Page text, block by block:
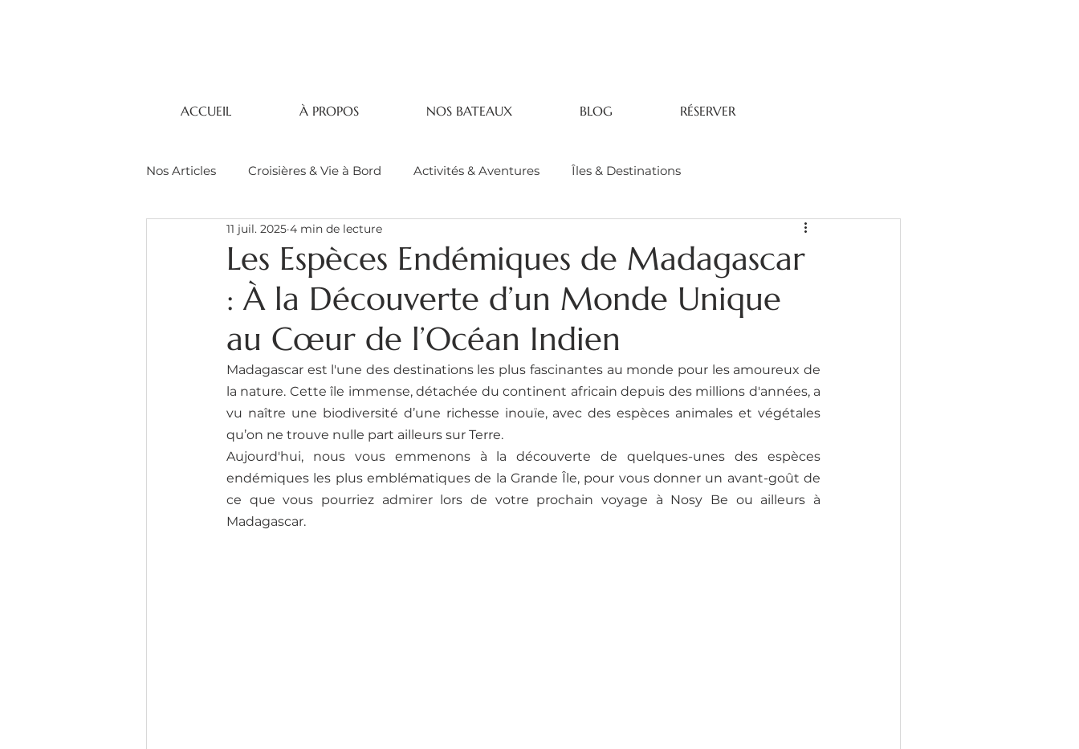
ACCUEIL À PROPOS NOS BATEAUX BLOG RÉSERVER
Nos Articles Croisières & Vie à Bord Activités & Aventures Îles & Destinations
Les Espèces Endémiques de Madagascar
: À la Découverte d’un Monde Unique
au Cœur de l’Océan Indien
11 juil. 2025 4 min de lecture
Madagascar est l'une des destinations les plus fascinantes au monde pour les amoureux de
la nature. Cette île immense, détachée du continent africain depuis des millions d'années, a
vu naître une biodiversité d’une richesse inouïe, avec des espèces animales et végétales
qu’on ne trouve nulle part ailleurs sur Terre.
Aujourd'hui, nous vous emmenons à la découverte de quelques-unes des espèces
endémiques les plus emblématiques de la Grande Île, pour vous donner un avant-goût de
ce que vous pourriez admirer lors de votre prochain voyage à Nosy Be ou ailleurs à
Madagascar.